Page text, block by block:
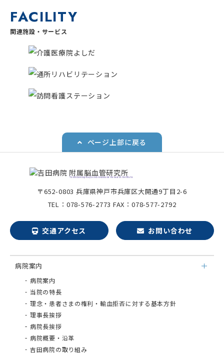
FACILITY
関連施設・サービス
ページ上部に戻る
Yoshida Hospital,Cerebrovascular Research Institute
〒652-0803 兵庫県神戸市兵庫区大開通9丁目2-6
TEL： 078-576-2773 FAX：078-577-2792
交通アクセス お問い合わせ
病院案内
病院案内
当院の特長
理念・患者さまの権利・輸血拒否に対する基本方針
理事長挨拶
病院長挨拶
病院概要・沿革
吉田病院の取り組み